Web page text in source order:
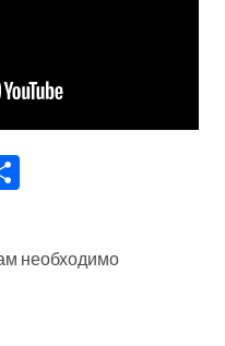
необходимо